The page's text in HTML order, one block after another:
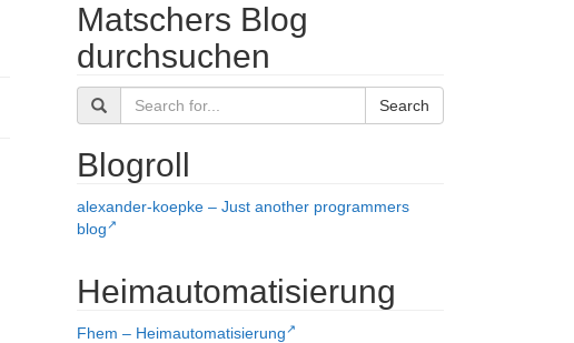
Matschers Blog
durchsuchen
Search
Blogroll
alexander-koepke – Just another programmers
blog
Heimautomatisierung
Fhem – Heimautomatisierung